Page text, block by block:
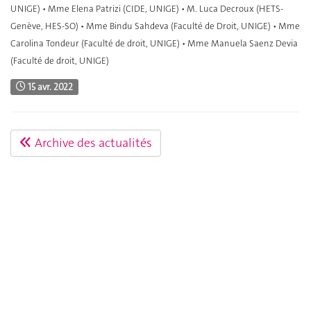
UNIGE) • Mme Elena Patrizi (CIDE, UNIGE) • M. Luca Decroux (HETS-
Genève, HES-SO) • Mme Bindu Sahdeva (Faculté de Droit, UNIGE) • Mme
Carolina Tondeur (Faculté de droit, UNIGE) • Mme Manuela Saenz Devia
(Faculté de droit, UNIGE)
15 avr. 2022
Archive des actualités